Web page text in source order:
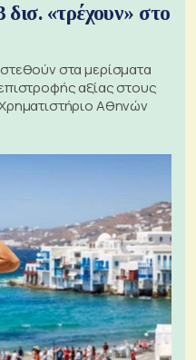
«τρέχουν» στο
στα μερίσματα
αξίας στους
Αθηνών